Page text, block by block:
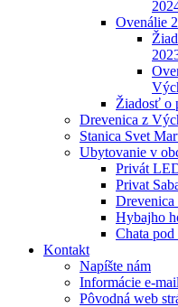
Ovenálie
Žiadosť o
Drevenica z
Stanica Svet
Ubytovanie v
Privát
Privat
Hybajho
Chata
Kontakt
Napíšte nám
Informácie e-
Pôvodná web